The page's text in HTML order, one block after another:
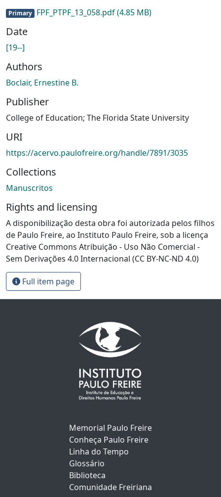
Primary FPF_PTPF_13_058.pdf(4.85 MB)
Date
[19--]
Authors
Boclair, Ernestine B.
Publisher
College of Education; The Florida State University
URI
https://acervo.paulofreire.org/handle/7891/3035
Collections
Manuscritos
Rights and licensing
A disponibilização desta obra foi autorizada pelos filhos
de Paulo Freire, ao Instituto Paulo Freire, sob a licença
Creative Commons Atribuição - Uso Não Comercial -
Sem Derivações 4.0 Internacional (CC BY-NC-ND 4.0)
Full item page
Memorial Paulo Freire
Conheça Paulo Freire
Linha do Tempo
Glossário
Biblioteca
Comunidade Freiriana